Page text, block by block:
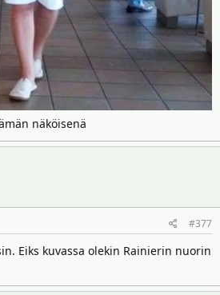
näköisenä
#377
Eiks kuvassa olekin Rainierin nuorin